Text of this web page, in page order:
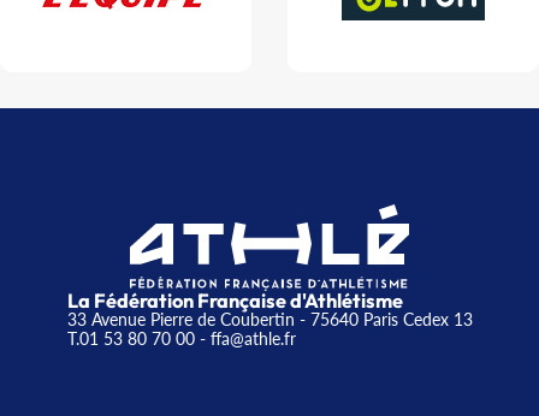
La Fédération Française d'Athlétisme
33 Avenue Pierre de Coubertin - 75640 Paris Cedex 13
T.01 53 80 70 00- ffa@athle.fr